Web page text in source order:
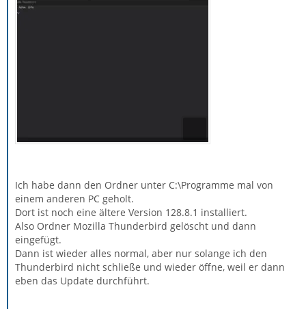
Ich habe dann den Ordner unter C:\Programme mal von
einem anderen PC geholt.
Dort ist noch eine ältere Version 128.8.1 installiert.
Also Ordner Mozilla Thunderbird gelöscht und dann
eingefügt.
Dann ist wieder alles normal, aber nur solange ich den
Thunderbird nicht schließe und wieder öffne, weil er dann
eben das Update durchführt.